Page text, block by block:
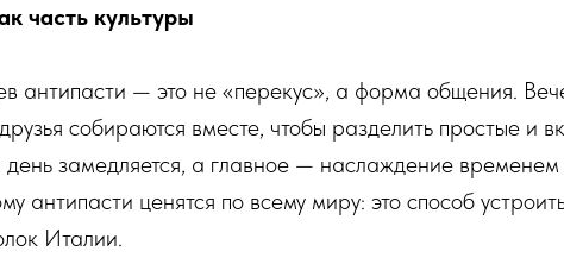
часть культуры
антипасти — это не «перекус», а форма общения.
собираются вместе, чтобы разделить простые и
день замедляется, а главное — наслаждение
антипасти ценятся по всему миру: это способ
Италии.